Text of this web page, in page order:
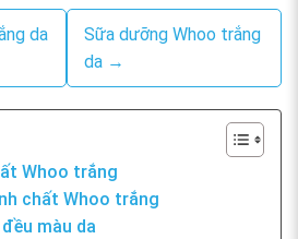
da
Sữa dưỡng Whoo trắng
da →
Whoo trắng
chất Whoo trắng
màu da